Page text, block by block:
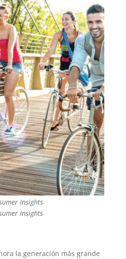
Insights
Insights
la generación más grande